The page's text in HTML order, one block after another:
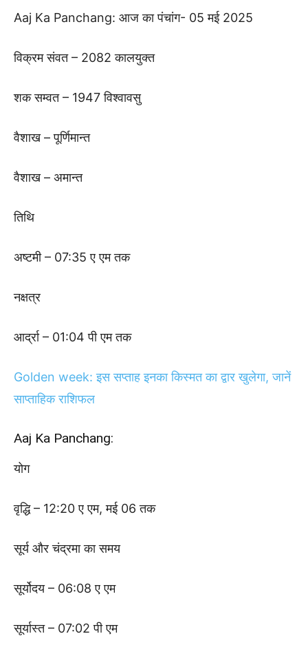
Aaj Ka Panchang: आज का पंचांग- 05 मई 2025
विक्रम संवत – 2082 कालयुक्त
शक सम्वत – 1947 विश्वावसु
वैशाख – पूर्णिमान्त
वैशाख – अमान्त
तिथि
अष्टमी – 07:35 ए एम तक
नक्षत्र
आर्द्रा – 01:04 पी एम तक
Golden week: इस सप्ताह इनका किस्मत का द्वार खुलेगा, जानें
साप्ताहिक राशिफल
Aaj Ka Panchang:
योग
वृद्धि – 12:20 ए एम, मई 06 तक
सूर्य और चंद्रमा का समय
सूर्योदय – 06:08 ए एम
सूर्यास्त – 07:02 पी एम